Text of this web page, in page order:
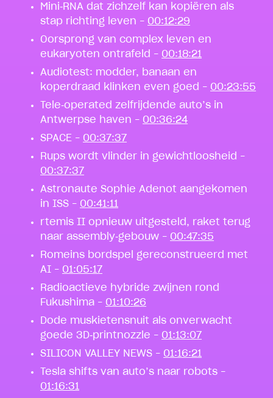
Mini‑RNA dat zichzelf kan kopiëren als
stap richting leven – 00:12:29
Oorsprong van complex leven en
eukaryoten ontrafeld – 00:18:21
Audiotest: modder, banaan en
koperdraad klinken even goed – 00:23:55
Tele‑operated zelfrijdende auto’s in
Antwerpse haven – 00:36:24
SPACE – 00:37:37
Rups wordt vlinder in gewichtloosheid –
00:37:37
Astronaute Sophie Adenot aangekomen
in ISS – 00:41:11
rtemis II opnieuw uitgesteld, raket terug
naar assembly‑gebouw – 00:47:35
Romeins bordspel gereconstrueerd met
AI – 01:05:17
Radioactieve hybride zwijnen rond
Fukushima – 01:10:26
Dode muskietensnuit als onverwacht
goede 3D‑printnozzle – 01:13:07
SILICON VALLEY NEWS – 01:16:21
Tesla shifts van auto’s naar robots –
01:16:31